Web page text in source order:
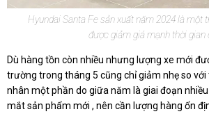
Hyundai Santa Fe sản xuất năm 2024 là một
được giảm giá mạnh thời gian
Dù hàng tồn còn nhiều nhưng lượng xe mới
trường trong tháng 5 cũng chỉ giảm nhẹ so
nhân một phần do giữa năm là giai đoạn
mắt sản phẩm mới , nên cần lượng hàng ổn